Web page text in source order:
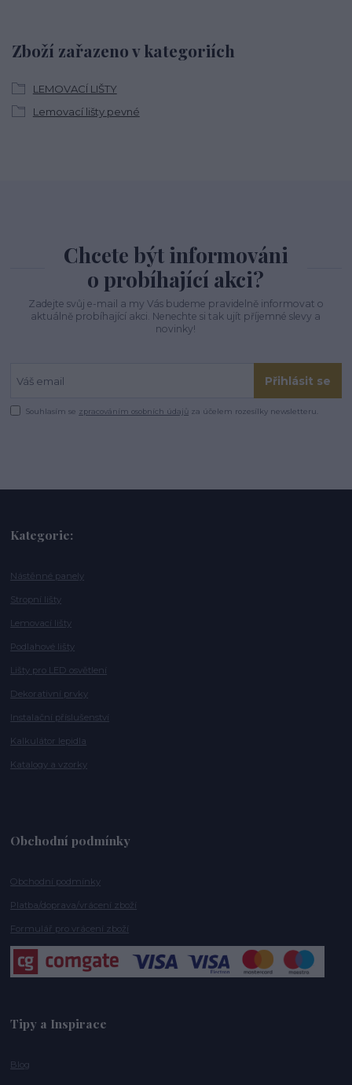
Zboží zařazeno v kategoriích
LEMOVACÍ LIŠTY
Lemovací lišty pevné
Chcete být informováni
o probíhající akci?
Zadejte svůj e-mail a my Vás budeme pravidelně informovat o
aktuálně probíhající akci. Nenechte si tak ujít příjemné slevy a
novinky!
Přihlásit se
Souhlasím se zpracováním osobních údajů za účelem rozesílky newsletteru.
Kategorie:
Nástěnné panely
Stropní lišty
Lemovací lišty
Podlahové lišty
Lišty pro LED osvětlení
Dekorativní prvky
Instalační příslušenství
Kalkulátor lepidla
Katalogy a vzorky
Obchodní podmínky
Obchodní podmínky
Platba/doprava/vrácení zboží
Formulář pro vrácení zboží
Tipy a Inspirace
Blog